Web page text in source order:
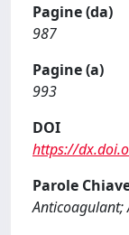
Pagine (da)
987
Pagine (a)
993
DOI
https://
Parole
Anticoagulant;